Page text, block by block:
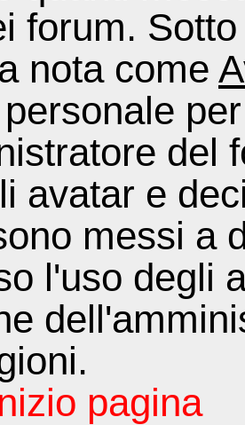
forum.
nota come
del
avatar e
messi a
l'uso degli
pagina